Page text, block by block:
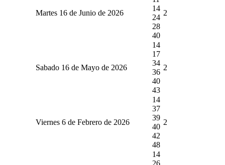
Martes 16 de Junio de 2026
14
24
28
40
2
Sabado 16 de Mayo de 2026
14
17
34
36
40
43
2
Viernes 6 de Febrero de 2026
14
37
39
40
42
48
2
14
26